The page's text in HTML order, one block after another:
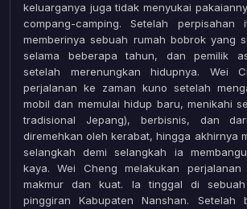
keluarganya juga tidak menyukai
compang-camping. Setelah
memberinya sebuah rumah bobrok yang
selama beberapa tahun, dan pemilik
setelah merenungkan hidupnya. Wei
perjalanan ke zaman kuno setelah
mobil dan memulai hidup baru, menikahi
tradisional Jepang), berbisnis, dan
diremehkan oleh kerabat, hingga akhirnya
selangkah demi selangkah ia
kaya. Wei Cheng melakukan
makmur dan kuat. Ia tinggal di
pinggiran Kabupaten Nanshan. Setelah